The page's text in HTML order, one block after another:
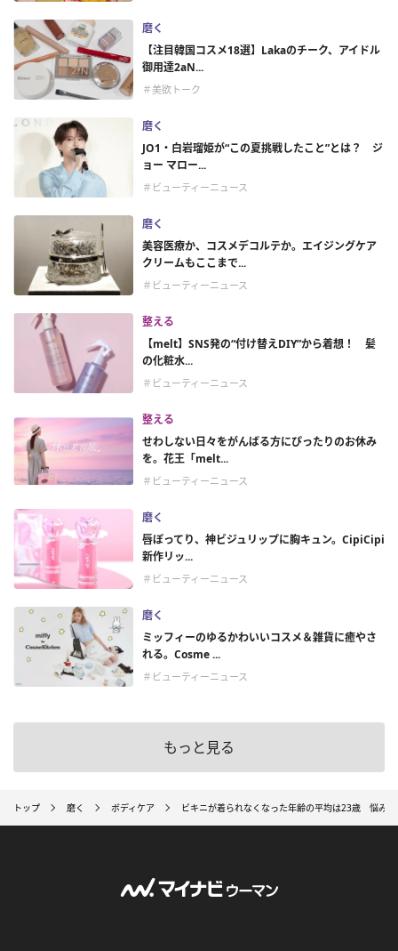
磨く
【注目韓国コスメ18選】Lakaのチーク、アイドル
御用達2aN...
＃美欲トーク
磨く
JO1・白岩瑠姫が“この夏挑戦したこと”とは？ ジ
ョー マロー...
＃ビューティーニュース
磨く
美容医療か、コスメデコルテか。エイジングケア
クリームもここまで...
＃ビューティーニュース
整える
【melt】SNS発の“付け替えDIY”から着想！ 髪
の化粧水...
＃ビューティーニュース
整える
せわしない日々をがんばる方にぴったりのお休み
を。花王「melt...
＃ビューティーニュース
磨く
唇ぽってり、神ビジュリップに胸キュン。CipiCipi
新作リッ...
＃ビューティーニュース
磨く
ミッフィーのゆるかわいいコスメ＆雑貨に癒やさ
れる。Cosme ...
＃ビューティーニュース
もっと見る
トップ 磨く ボディケア ビキニが着られなくなった年齢の平均は23歳 悩み